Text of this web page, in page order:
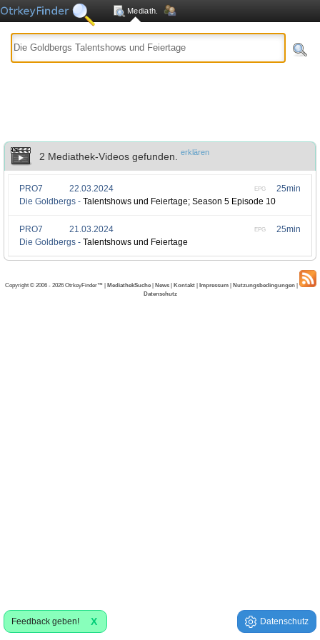
Mediath.
2 Mediathek-Videos gefunden. erklären
25min
EPG
PRO7
22.03.2024
Die Goldbergs - Talentshows und Feiertage; Season 5 Episode 10
25min
EPG
PRO7
21.03.2024
Die Goldbergs - Talentshows und Feiertage
Copyright © 2006 - 2026 OtrkeyFinder™ | MediathekSuche | News | Kontakt | Impressum | Nutzungsbedingungen |
Datenschutz
Feedback geben! X Datenschutz